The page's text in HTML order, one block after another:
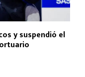
y suspendió el